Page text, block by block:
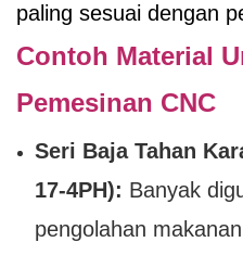
paling sesuai dengan
Contoh Material
Pemesinan CNC
Seri Baja Tahan
17-4PH): Banyak
pengolahan